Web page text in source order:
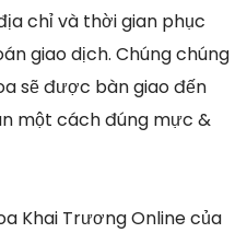
chỉ và thời gian phục
giao dịch. Chúng chúng
sẽ được bàn giao đến
một cách đúng mực &
Khai Trương Online của